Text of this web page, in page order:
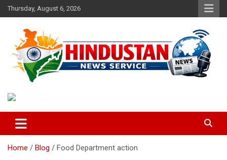
Skip
to
Thursday, August 6, 2026
Hindustan News Service
Home Blog Food Department action